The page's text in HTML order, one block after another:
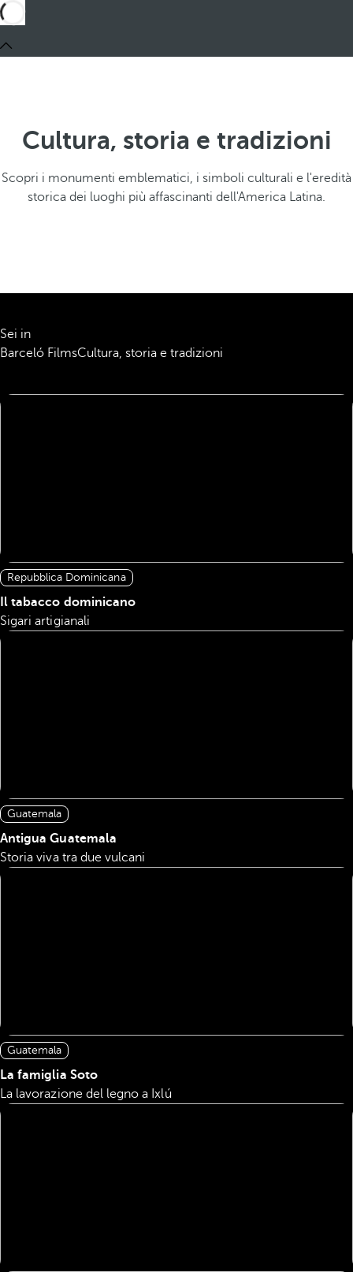
Cultura, storia e tradizioni
Scopri i monumenti emblematici, i simboli culturali e l'eredità
storica dei luoghi più affascinanti dell'America Latina.
Sei in
Barceló FilmsCultura, storia e tradizioni
Repubblica Dominicana
Il tabacco dominicano
Sigari artigianali
Guatemala
Antigua Guatemala
Storia viva tra due vulcani
Guatemala
La famiglia Soto
La lavorazione del legno a Ixlú